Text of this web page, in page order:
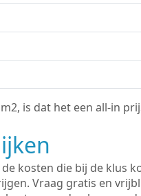
is dat het een all-in
kosten die bij de klus
Vraag gratis en